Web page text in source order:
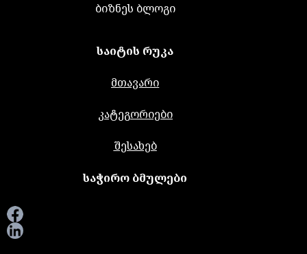
ბიზნეს ბლოგი
საიტის რუკა
მთავარი
კატეგორიები
შესახებ
საჭირო ბმულები